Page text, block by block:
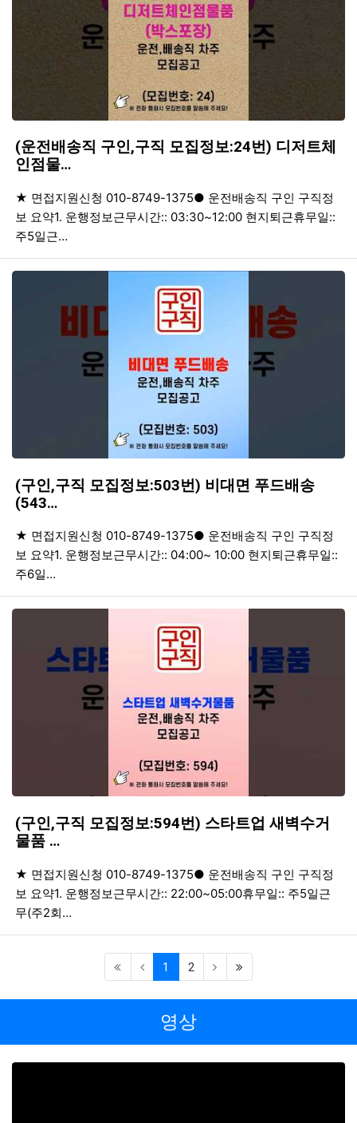
(운전배송직 구인,구직 모집정보:24번) 디저트체
인점물…
등록일
조회
★ 면접지원신청 010-8749-1375● 운전배송직 구인 구직정
보 요약1. 운행정보근무시간:: 03:30~12:00 현지퇴근휴무일::
주5일근…
(구인,구직 모집정보:503번) 비대면 푸드배송
(543…
등록일
조회
★ 면접지원신청 010-8749-1375● 운전배송직 구인 구직정
보 요약1. 운행정보근무시간:: 04:00~ 10:00 현지퇴근휴무일::
주6일…
(구인,구직 모집정보:594번) 스타트업 새벽수거
물품 …
등록일
조회
★ 면접지원신청 010-8749-1375● 운전배송직 구인 구직정
보 요약1. 운행정보근무시간:: 22:00~05:00휴무일:: 주5일근
무(주2회…
1 (current)
2 (last)
영상